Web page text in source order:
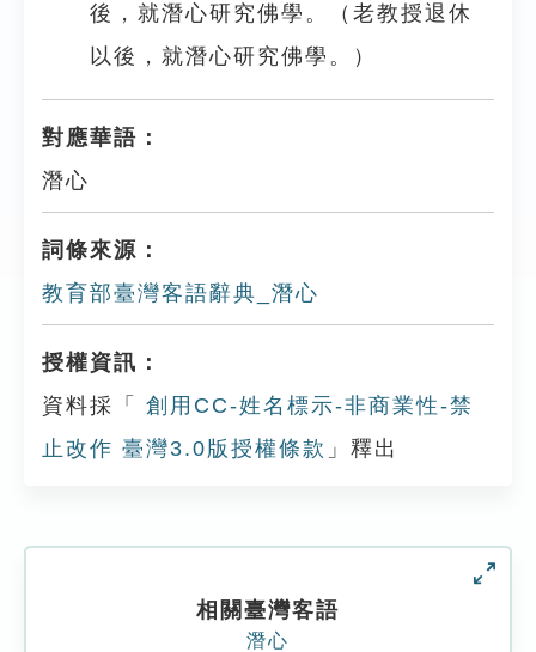
後，就潛心研究佛學。（老教授退休
以後，就潛心研究佛學。）
對應華語：
潛心
詞條來源：
教育部臺灣客語辭典_潛心
授權資訊：
資料採「
創用CC-姓名標示-非商業性-禁
止改作 臺灣3.0版授權條款 」釋出
相關臺灣客語
潛心